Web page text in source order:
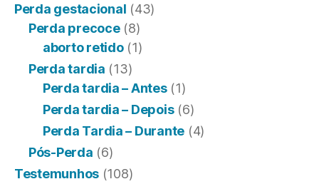
Perda gestacional (43)
Perda precoce(8)
aborto retido(1)
Perda tardia (13)
Perda tardia – Antes(1)
Perda tardia – Depois(6)
Perda Tardia – Durante (4)
Pós-Perda (6)
Testemunhos (108)